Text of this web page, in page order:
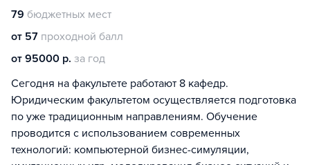
79 бюджетных мест
от 57 проходной балл
от 95000 р. за год
Сегодня на факультете работают 8 кафедр.
Юридическим факультетом осуществляется подготовка
по уже традиционным направлениям. Обучение
проводится с использованием современных
технологий: компьютерной бизнес-симуляции,